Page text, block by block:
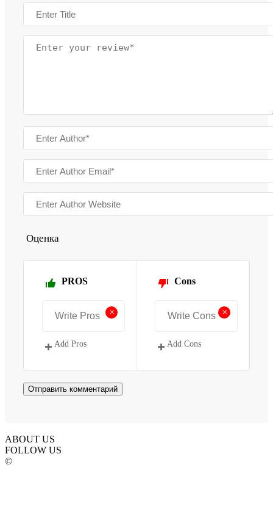
Оценка
PROS
+
Add Pros
Cons
+
Add Cons
ABOUT US
FOLLOW US
©